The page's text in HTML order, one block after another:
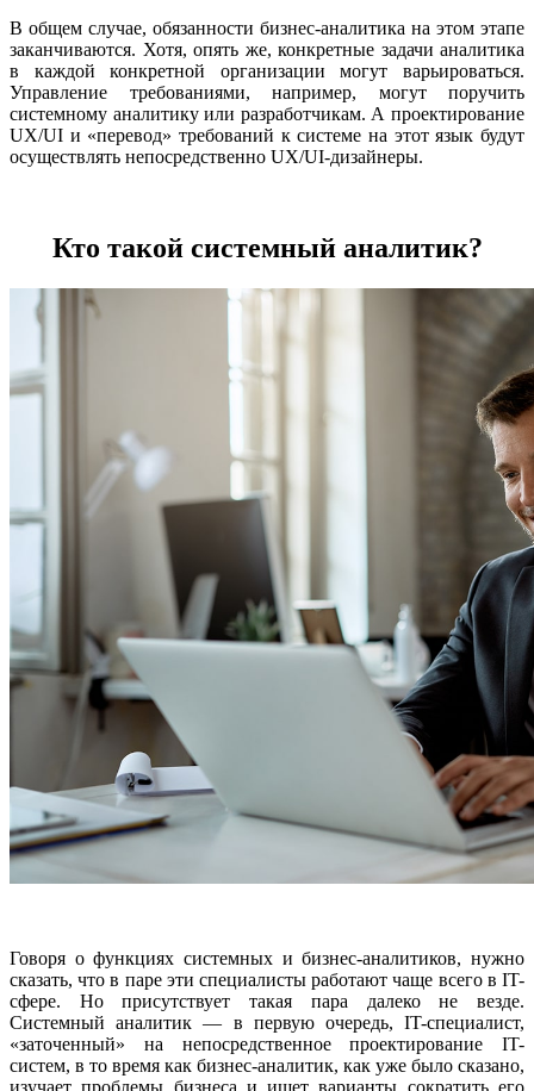
В общем случае, обязанности бизнес-аналитика на этом этапе
заканчиваются. Хотя, опять же, конкретные задачи аналитика
в каждой конкретной организации могут варьироваться.
Управление требованиями, например, могут поручить
системному аналитику или разработчикам. А проектирование
UX/UI и «перевод» требований к системе на этот язык будут
осуществлять непосредственно UX/UI-дизайнеры.
Кто такой системный аналитик?
Говоря о функциях системных и бизнес-аналитиков, нужно
сказать, что в паре эти специалисты работают чаще всего в IT-
сфере. Но присутствует такая пара далеко не везде.
Системный аналитик — в первую очередь, IT-специалист,
«заточенный» на непосредственное проектирование IT-
систем, в то время как бизнес-аналитик, как уже было сказано,
изучает проблемы бизнеса и ищет варианты сократить его